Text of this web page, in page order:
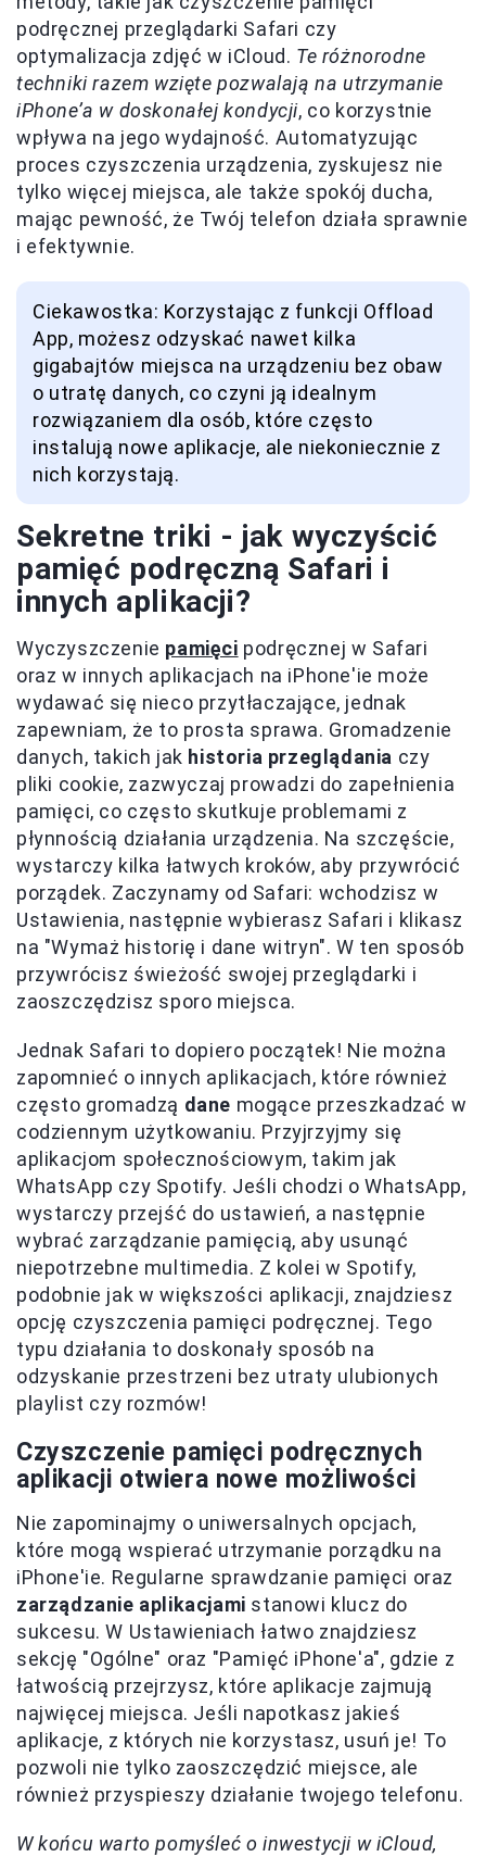
podręcznej przeglądarki Safari czy
optymalizacja zdjęć w iCloud. Te różnorodne
techniki razem wzięte pozwalają na utrzymanie
iPhone’a w doskonałej kondycji, co korzystnie
wpływa na jego wydajność. Automatyzując
proces czyszczenia urządzenia, zyskujesz nie
tylko więcej miejsca, ale także spokój ducha,
mając pewność, że Twój telefon działa sprawnie
i efektywnie.
Ciekawostka: Korzystając z funkcji Offload
App, możesz odzyskać nawet kilka
gigabajtów miejsca na urządzeniu bez obaw
o utratę danych, co czyni ją idealnym
rozwiązaniem dla osób, które często
instalują nowe aplikacje, ale niekoniecznie z
nich korzystają.
Sekretne triki - jak wyczyścić
pamięć podręczną Safari i
innych aplikacji?
Wyczyszczenie pamięci podręcznej w Safari
oraz w innych aplikacjach na iPhone'ie może
wydawać się nieco przytłaczające, jednak
zapewniam, że to prosta sprawa. Gromadzenie
danych, takich jak historia przeglądania czy
pliki cookie, zazwyczaj prowadzi do zapełnienia
pamięci, co często skutkuje problemami z
płynnością działania urządzenia. Na szczęście,
wystarczy kilka łatwych kroków, aby przywrócić
porządek. Zaczynamy od Safari: wchodzisz w
Ustawienia, następnie wybierasz Safari i klikasz
na "Wymaż historię i dane witryn". W ten sposób
przywrócisz świeżość swojej przeglądarki i
zaoszczędzisz sporo miejsca.
Jednak Safari to dopiero początek! Nie można
zapomnieć o innych aplikacjach, które również
często gromadzą dane mogące przeszkadzać w
codziennym użytkowaniu. Przyjrzyjmy się
aplikacjom społecznościowym, takim jak
WhatsApp czy Spotify. Jeśli chodzi o WhatsApp,
wystarczy przejść do ustawień, a następnie
wybrać zarządzanie pamięcią, aby usunąć
niepotrzebne multimedia. Z kolei w Spotify,
podobnie jak w większości aplikacji, znajdziesz
opcję czyszczenia pamięci podręcznej. Tego
typu działania to doskonały sposób na
odzyskanie przestrzeni bez utraty ulubionych
playlist czy rozmów!
Czyszczenie pamięci podręcznych
aplikacji otwiera nowe możliwości
Nie zapominajmy o uniwersalnych opcjach,
które mogą wspierać utrzymanie porządku na
iPhone'ie. Regularne sprawdzanie pamięci oraz
zarządzanie aplikacjami stanowi klucz do
sukcesu. W Ustawieniach łatwo znajdziesz
sekcję "Ogólne" oraz "Pamięć iPhone'a", gdzie z
łatwością przejrzysz, które aplikacje zajmują
najwięcej miejsca. Jeśli napotkasz jakieś
aplikacje, z których nie korzystasz, usuń je! To
pozwoli nie tylko zaoszczędzić miejsce, ale
również przyspieszy działanie twojego telefonu.
W końcu warto pomyśleć o inwestycji w iCloud,